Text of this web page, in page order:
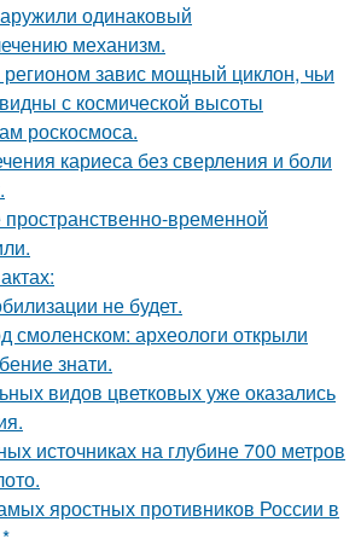
одинаковый
механизм.
завис мощный циклон, чьи
с космической высоты
роскосмоса.
кариеса без сверления и боли
временной
не будет.
смоленском: археологи открыли
знати.
видов цветковых уже оказались
источниках на глубине 700 метров
яростных противников России в